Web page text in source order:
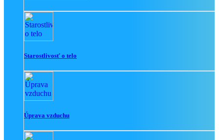
Starostlivosť o telo
Úprava vzduchu